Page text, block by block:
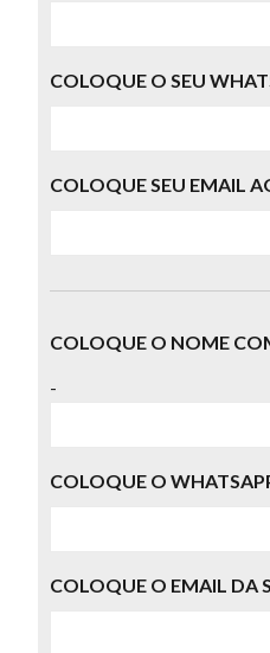
COLOQUE O SEU
COLOQUE SEU EMAIL
COLOQUE O NOME
-
COLOQUE O
COLOQUE O EMAIL DA